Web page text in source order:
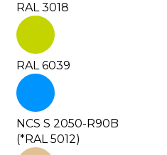
RAL 3018
RAL 6039
NCS S 2050-R90B
(*RAL 5012)